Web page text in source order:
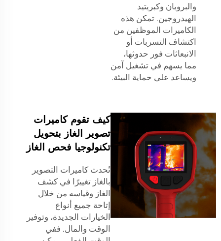
والبروبان وكبريتيد
الهيدروجين. تمكن هذه
الكاميرات الموظفين من
اكتشاف التسربات أو
الانبعاثات فور حدوثها،
مما يسهم في تشغيل آمن
ويساعد على حماية البيئة.
كيف تقوم كاميرات
تصوير الغاز بتحويل
تكنولوجيا فحص الغاز
تُحدث كاميرات التصوير
بالغاز تغييرًا في كشف
الغاز وقياسه من خلال
إتاحة جميع أنواع
الخيارات الجديدة، وتوفير
الوقت والمال. ففي